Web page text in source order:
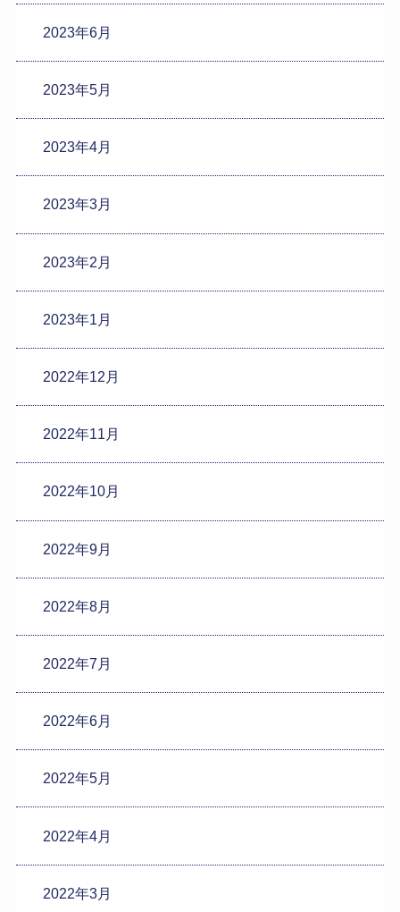
2023年6月
2023年5月
2023年4月
2023年3月
2023年2月
2023年1月
2022年12月
2022年11月
2022年10月
2022年9月
2022年8月
2022年7月
2022年6月
2022年5月
2022年4月
2022年3月